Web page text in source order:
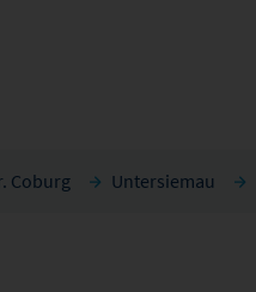
Coburg Untersiemau